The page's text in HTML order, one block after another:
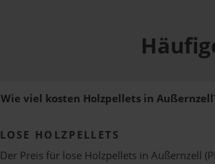
Wie viel kosten Holzpellets in
LOSE HOLZPELLETS
Der Preis für lose Holzpellets in Außernzell